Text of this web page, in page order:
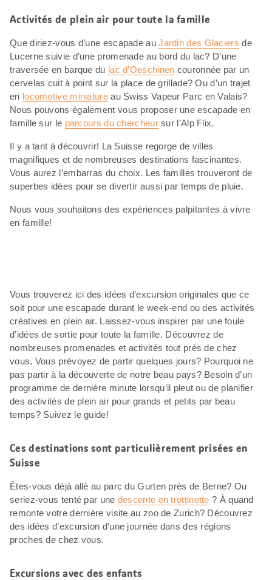
Activités de plein air pour toute la famille
Que diriez-vous d’une escapade auJardin des Glaciers de
Lucerne suivie d’une promenade au bord du lac? D’une
traversée en barque du lac d’Oeschinen couronnée par un
cervelas cuit à point sur la place de grillade? Ou d’un trajet
en locomotive miniatureau Swiss Vapeur Parc en Valais?
Nous pouvons également vous proposer une escapade en
famille sur le parcours du chercheursur l’Alp Flix.
Il y a tant à découvrir! La Suisse regorge de villes
magnifiques et de nombreuses destinations fascinantes.
Vous aurez l’embarras du choix. Les familles trouveront de
superbes idées pour se divertir aussi par temps de pluie.
Nous vous souhaitons des expériences palpitantes à vivre
en famille!
Vous trouverez ici des idées d’excursion originales que ce
soit pour une escapade durant le week-end ou des activités
créatives en plein air. Laissez-vous inspirer par une foule
d’idées de sortie pour toute la famille. Découvrez de
nombreuses promenades et activités tout près de chez
vous. Vous prévoyez de partir quelques jours? Pourquoi ne
pas partir à la découverte de notre beau pays? Besoin d’un
programme de dernière minute lorsqu’il pleut ou de planifier
des activités de plein air pour grands et petits par beau
temps? Suivez le guide!
Ces destinations sont particulièrement prisées en
Suisse
Êtes-vous déjà allé au parc du Gurten près de Berne? Ou
seriez-vous tenté par une descente en trottinette ? À quand
remonte votre dernière visite au zoo de Zurich? Découvrez
des idées d’excursion d’une journée dans des régions
proches de chez vous.
Excursions avec des enfants